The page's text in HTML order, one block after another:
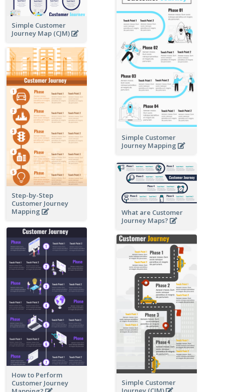
Simple Customer
Journey Map (CJM)
Simple Customer
Journey Mapping
Step-by-Step
Customer Journey
Mapping
What are Customer
Journey Maps?
How to Perform
Customer Journey
Simple Customer